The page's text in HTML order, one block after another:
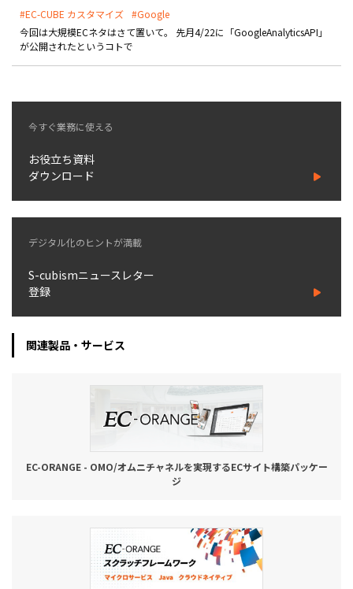
#EC-CUBE カスタマイズ #Google
今回は大規模ECネタはさて置いて。 先月4/22に「GoogleAnalyticsAPI」
が公開されたというコトで―――
今すぐ業務に使える
お役立ち資料
ダウンロード
デジタル化のヒントが満載
S-cubismニュースレター
登録
関連製品・サービス
EC-ORANGE - OMO/オムニチャネルを実現するECサイト構築パッケー
ジ